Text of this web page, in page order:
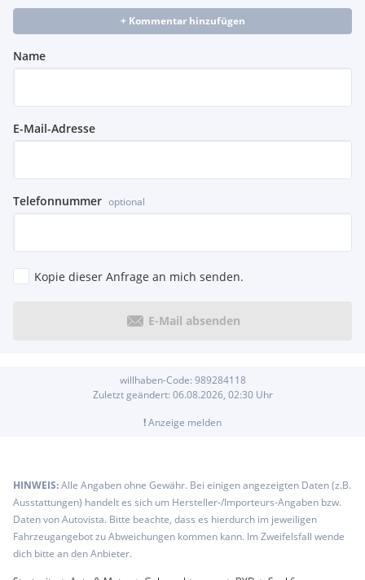
+ Kommentar hinzufügen
Name
E-Mail-Adresse
Telefonnummer optional
Kopie dieser Anfrage an mich senden.
E-Mail absenden
willhaben-Code: 989284118
Zuletzt geändert: 06.08.2026, 02:30Uhr
!Anzeige melden
HINWEIS:Alle Angaben ohne Gewähr. Bei einigen angezeigten Daten (z.B.
Ausstattungen) handelt es sich um Hersteller-/Importeurs-Angaben bzw.
Daten von Autovista. Bitte beachte, dass es hierdurch im jeweiligen
Fahrzeugangebot zu Abweichungen kommen kann. Im Zweifelsfall wende
dich bitte an den Anbieter.